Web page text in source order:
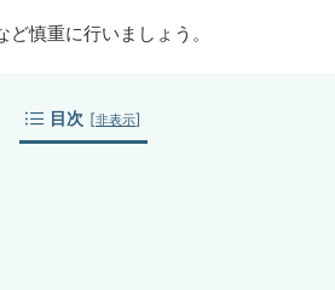
慎重に行いましょう。
目次 [非表示]